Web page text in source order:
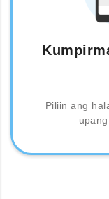
Piliin ang